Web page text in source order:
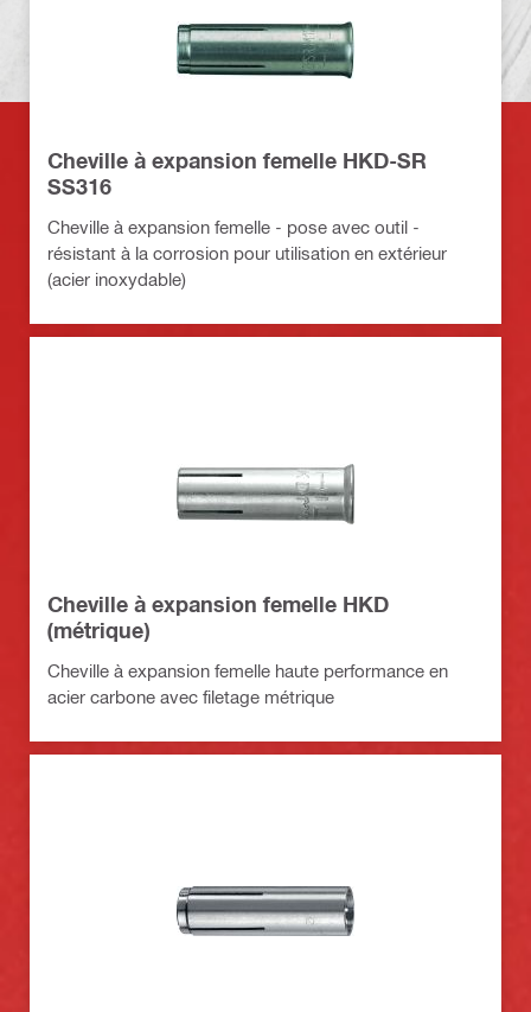
Cheville à expansion femelle HKD-SR
SS316
Cheville à expansion femelle - pose avec outil -
résistant à la corrosion pour utilisation en extérieur
(acier inoxydable)
Cheville à expansion femelle HKD
(métrique)
Cheville à expansion femelle haute performance en
acier carbone avec filetage métrique